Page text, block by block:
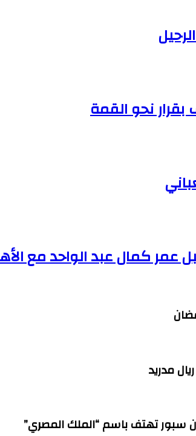
نحو القمة
عمر كمال عبد الواحد مع
سبور تهتف باسم “الملك المصري”